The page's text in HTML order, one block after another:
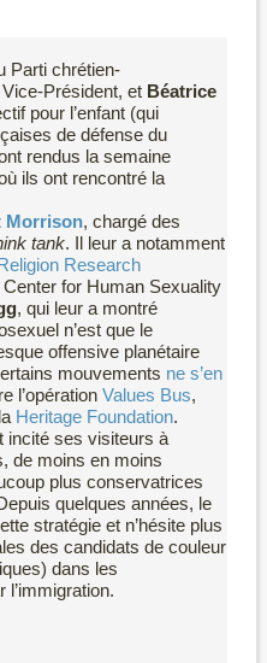
Parti chrétien-
Président, et Béatrice
pour l’enfant (qui
de défense du
rendus la semaine
ils ont rencontré la
Morrison, chargé des
tank. Il leur a notamment
Research
for Human Sexuality
, qui leur a montré
n’est que le
offensive planétaire
mouvements ne s’en
l’opération Values Bus,
Heritage Foundation.
incité ses visiteurs à
de moins en moins
plus conservatrices
quelques années, le
stratégie et n’hésite plus
des candidats de couleur
dans les